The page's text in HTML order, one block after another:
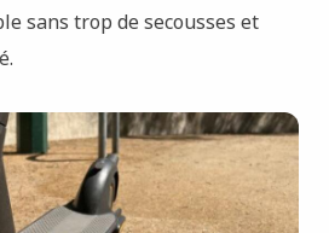
sans trop de secousses et